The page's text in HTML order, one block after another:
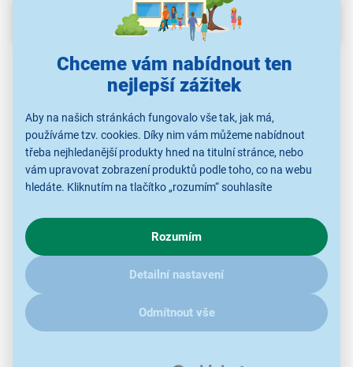
Chceme vám nabídnout ten
nejlepší zážitek
Aby na našich stránkách fungovalo vše tak, jak má,
používáme tzv. cookies. Díky nim vám můžeme nabídnout
třeba nejhledanější produkty hned na titulní stránce, nebo
vám upravovat zobrazení produktů podle toho, co na webu
hledáte. Kliknutím na tlačítko „rozumím“ souhlasíte
chování na webu pro zobrazení cílených reklam. Pokud vás
zajímají detaily, jak u nás s cookies a dalšími údaji pracujeme,
kliknětesem.
Rozumím
Detailní nastavení
Odmítnout vše
Popis
Zahradní houpačka Fieldmann FDZN 5202
pohodlná zahradní houpačka
podsedák z rychleschnoucí textilie